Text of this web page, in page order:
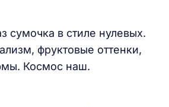
сумочка в стиле нулевых.
фруктовые оттенки,
Космос наш.